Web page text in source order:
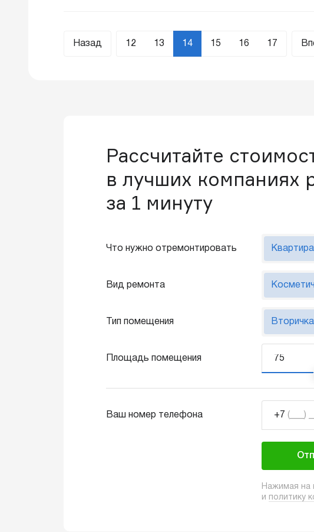
Назад 12 13 14 15 16 17
Рассчитайте
в лучших компаниях
за 1 минуту
Что нужно отремонтировать Квартира
Вид ремонта
Тип помещения Вторичка
Площадь помещения
Ваш номер телефона +7 (___)
Нажимая на
и политику